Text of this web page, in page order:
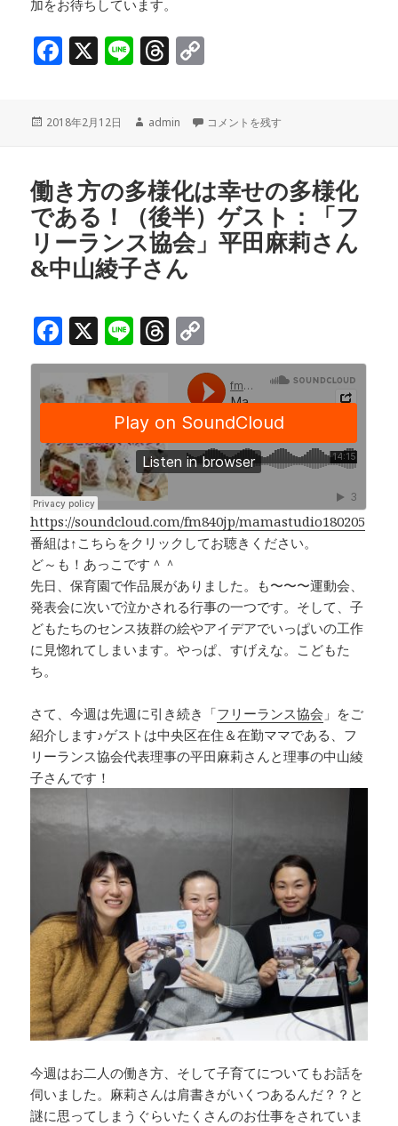
加をお待ちしています。
F
c
e
o
o
k
X Li
e
T
r
e
d
s
y
n
k
投
2018年2月12日
作
admin ママミーティング♪「習い事あれこれ～
コメントを残す
働き方の多様化は幸せの多様化
である！（後半）ゲスト：「フ
リーランス協会」平田麻莉さん
&中山綾子さん
F
a
c
e
b
o
o
k
X Li
n
e
T
h
e
a
d
s
o
p
y
Li
n
k
https://soundcloud.com/fm840jp/mamastudio180205
番組は↑こちらをクリックしてお聴きください。
ど～も！あっこです＾＾
先日、保育園で作品展がありました。も〜〜〜運動会、
発表会に次いで泣かされる行事の一つです。そして、子
どもたちのセンス抜群の絵やアイデアでいっぱいの工作
に見惚れてしまいます。やっぱ、すげえな。こどもた
ち。
さて、今週は先週に引き続き「フリーランス協会 」をご
紹介します♪ゲストは中央区在住＆在勤ママである、フ
リーランス協会代表理事の平田麻莉さんと理事の中山綾
子さんです！
今週はお二人の働き方、そして子育てについてもお話を
伺いました。麻莉さんは肩書きがいくつあるんだ？？と
謎に思ってしまうぐらいたくさんのお仕事をされていま